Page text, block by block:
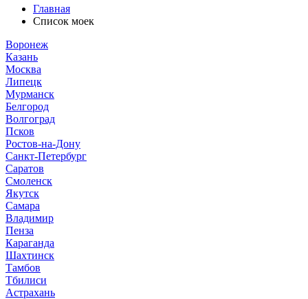
Главная
Список моек
Воронеж
Казань
Москва
Липецк
Мурманск
Белгород
Волгоград
Псков
Ростов-на-Дону
Санкт-Петербург
Саратов
Смоленск
Якутск
Самара
Владимир
Пенза
Караганда
Шахтинск
Тамбов
Тбилиси
Астрахань